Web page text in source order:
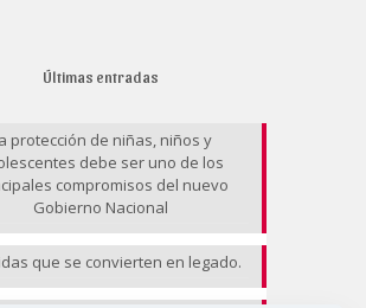
Últimas entradas
protección de niñas, niños y
debe ser uno de los
compromisos del nuevo
Gobierno Nacional
que se convierten en legado.